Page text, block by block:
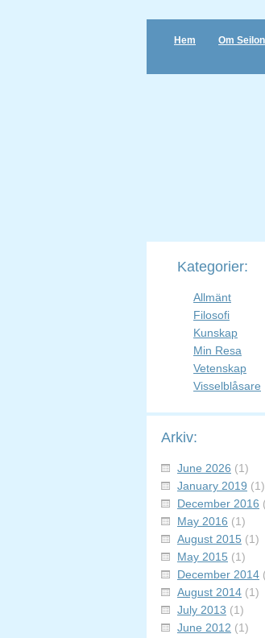
Hem Om Seilon
Kategorier:
Allmänt
Filosofi
Kunskap
Min Resa
Vetenskap
Visselblåsare
Arkiv:
June 2026 (1)
January 2019 (1)
December 2016
May 2016 (1)
August 2015 (1)
May 2015 (1)
December 2014
August 2014 (1)
July 2013 (1)
June 2012 (1)